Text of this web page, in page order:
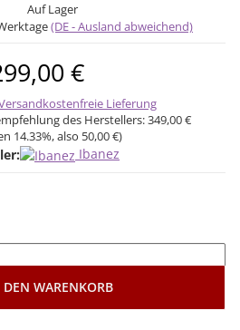
Auf Lager
(DE - Ausland abweichend)
€
Lieferung
des Herstellers:349,00 €
14.33%, also 50,00 €)
Ibanez
DEN WARENKORB